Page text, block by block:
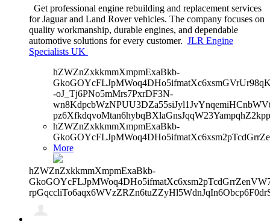
Get professional engine rebuilding and replacement services
for Jaguar and Land Rover vehicles. The company focuses on
quality workmanship, durable engines, and dependable
automotive solutions for every customer. JLR Engine
Specialists UK
hZWZnZxkkmmXmpmExaBkb-
-oJ_Tj6PNo5mMrs7PxrDF3N-
hZWZnZxkkmmXmpmExaBkb-
More
hZWZnZxkkmmXmpmExaBkb-